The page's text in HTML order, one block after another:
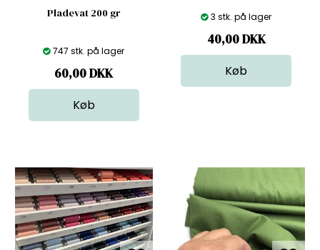
Pladevat 200 gr
747 stk. på lager
60,00DKK
3 stk. på lager
40,00DKK